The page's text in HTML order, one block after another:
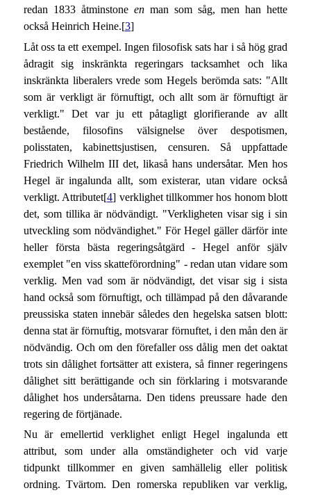
redan 1833 åtminstone enman som såg, men han hette
också Heinrich Heine.[3]
Låt oss ta ett exempel. Ingen filosofisk sats har i så hög grad
ådragit sig inskränkta regeringars tacksamhet och lika
inskränkta liberalers vrede som Hegels berömda sats: "Allt
som är verkligt är förnuftigt, och allt som är förnuftigt är
verkligt." Det var ju ett påtagligt glorifierande av allt
bestående, filosofins välsignelse över despotismen,
polisstaten, kabinettsjustisen, censuren. Så uppfattade
Friedrich Wilhelm III det, likaså hans undersåtar. Men hos
Hegel är ingalunda allt, som existerar, utan vidare också
verkligt. Attributet[4] verklighet tillkommer hos honom blott
det, som tillika är nödvändigt. "Verkligheten visar sig i sin
utveckling som nödvändighet." För Hegel gäller därför inte
heller första bästa regeringsåtgärd - Hegel anför själv
exemplet "en viss skatteförordning" - redan utan vidare som
verklig. Men vad som är nödvändigt, det visar sig i sista
hand också som förnuftigt, och tillämpad på den dåvarande
preussiska staten innebär således den hegelska satsen blott:
denna stat är förnuftig, motsvarar förnuftet, i den mån den är
nödvändig. Och om den förefaller oss dålig men det oaktat
trots sin dålighet fortsätter att existera, så finner regeringens
dålighet sitt berättigande och sin förklaring i motsvarande
dålighet hos undersåtarna. Den tidens preussare hade den
regering de förtjänade.
Nu är emellertid verklighet enligt Hegel ingalunda ett
attribut, som under alla omständigheter och vid varje
tidpunkt tillkommer en given samhällelig eller politisk
ordning. Tvärtom. Den romerska republiken var verklig,